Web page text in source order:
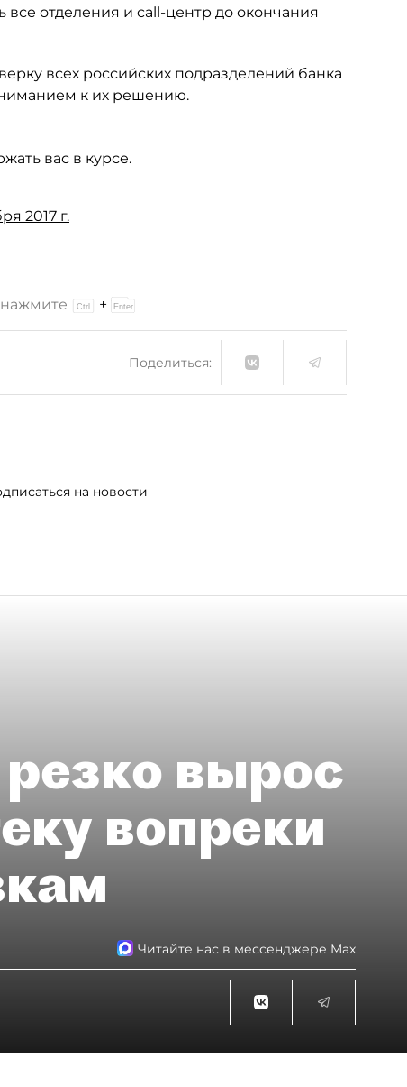
все отделения и call-центр до окончания
всех российских подразделений банка
к их решению.
вас в курсе.
2017 г.
+
Поделиться:
на новости
вырос
вопреки
Читайте нас в мессенджере Max